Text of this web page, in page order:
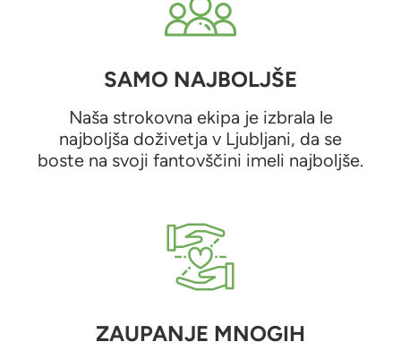
SAMO NAJBOLJŠE
Naša strokovna ekipa je izbrala le
najboljša doživetja v Ljubljani, da se
boste na svoji fantovščini imeli najboljše.
ZAUPANJE MNOGIH